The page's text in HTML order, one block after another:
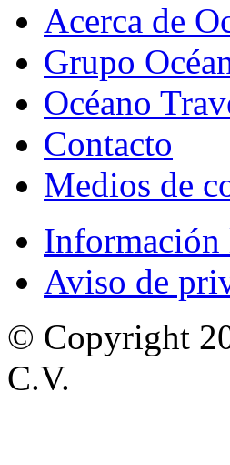
Acerca de
Grupo
Océano
Contacto
Medios de
Información
Aviso de
© Copyright
C.V.